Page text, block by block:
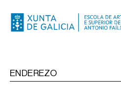
ENDEREZO